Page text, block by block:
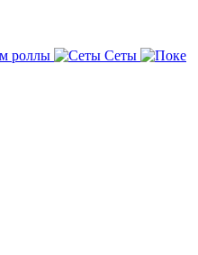
роллы
Сеты